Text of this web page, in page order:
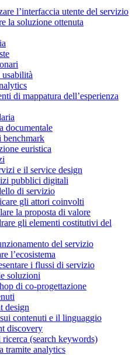
l’interfaccia utente del servizio
la soluzione ottenuta
di mappatura dell’esperienza
documentale
benchmark
euristica
e il service design
pubblici digitali
di servizio
gli attori coinvolti
la proposta di valore
gli elementi costitutivi del
del servizio
l’ecosistema
i flussi di servizio
soluzioni
di co-progettazione
design
contenuti e il linguaggio
discovery
(search keywords)
tramite analytics